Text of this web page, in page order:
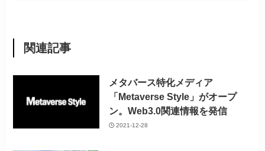
関連記事
メタバース特化メディア
「Metaverse Style」がオープ
ン。Web3.0関連情報を発信
2021-12-28